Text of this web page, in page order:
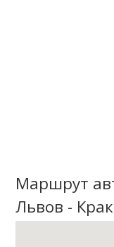
Маршрут
Львов -